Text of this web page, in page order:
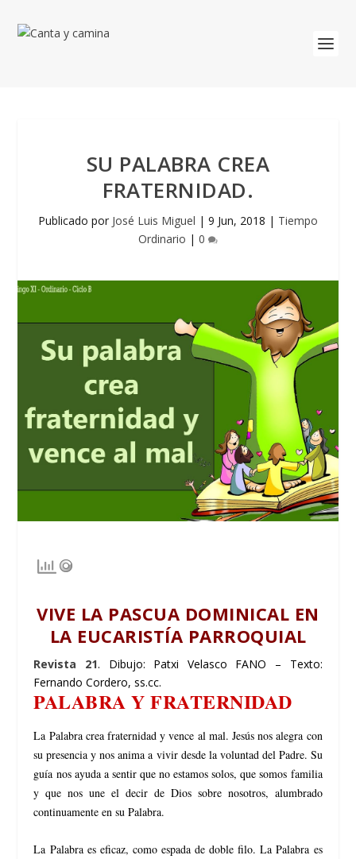
SU PALABRA CREA
FRATERNIDAD.
Publicado por José Luis Miguel | 9 Jun, 2018 | Tiempo
Ordinario | 0
VIVE LA PASCUA DOMINICAL EN
LA EUCARISTÍA PARROQUIAL
Revista 21. Dibujo: Patxi Velasco FANO – Texto:
Fernando Cordero, ss.cc.
PALABRA Y FRATERNIDAD
La Palabra crea fraternidad y vence al mal. Jesús nos alegra con
su presencia y nos anima a vivir desde la voluntad del Padre. Su
guía nos ayuda a sentir que no estamos solos, que somos familia
y que nos une el decir de Dios sobre nosotros, alumbrado
continuamente en su Palabra.
La Palabra es eficaz, como espada de doble filo. La Palabra es